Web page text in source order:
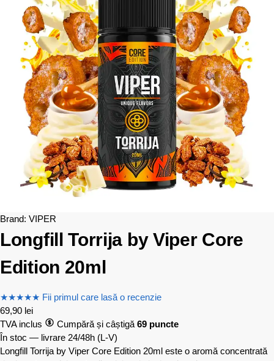
Brand: VIPER
Longfill Torrija by Viper Core
Edition 20ml
★★★★★ Fii primul care lasă o recenzie
69,90 lei
TVA inclus
Cumpără și câștigă 69 puncte
În stoc — livrare 24/48h (L-V)
Longfill Torrija by Viper Core Edition 20ml este o aromă concentrată